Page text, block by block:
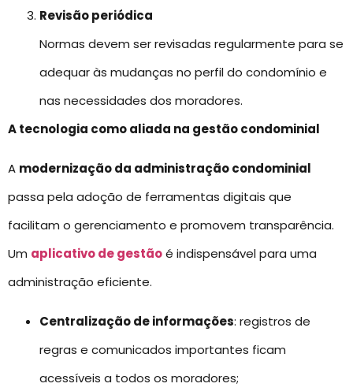
Revisão periódica
Normas devem ser revisadas regularmente para se
adequar às mudanças no perfil do condomínio e
nas necessidades dos moradores.
A tecnologia como aliada na gestão condominial
A modernização da administração condominial
passa pela adoção de ferramentas digitais que
facilitam o gerenciamento e promovem transparência.
Um aplicativo de gestãoé indispensável para uma
administração eficiente.
Centralização de informações: registros de
regras e comunicados importantes ficam
acessíveis a todos os moradores;